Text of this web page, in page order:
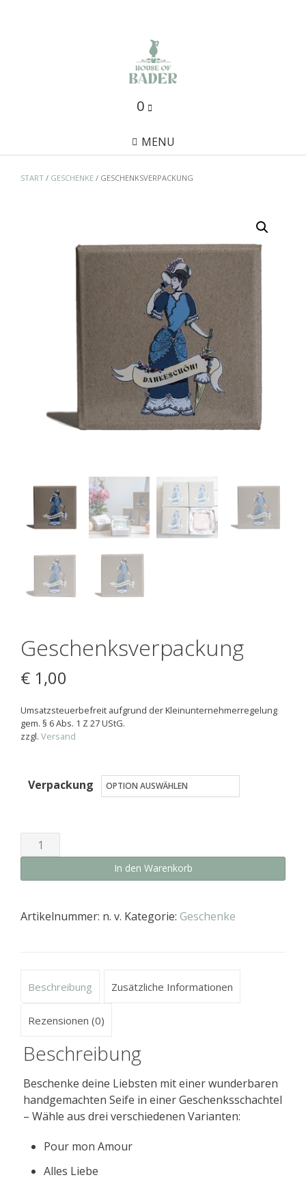
0
MENU
START / GESCHENKE / GESCHENKSVERPACKUNG
Geschenksverpackung
€ 1,00
Umsatzsteuerbefreit aufgrund der Kleinunternehmerregelung
gem. § 6 Abs. 1 Z 27 UStG.
zzgl. Versand
Verpackung
Geschenksverpackung
Menge
In den Warenkorb
Artikelnummer: n. v. Kategorie: Geschenke
Beschreibung Zusätzliche Informationen
Rezensionen (0)
Beschreibung
Beschenke deine Liebsten mit einer wunderbaren
handgemachten Seife in einer Geschenksschachtel
– Wähle aus drei verschiedenen Varianten:
Pour mon Amour
Alles Liebe